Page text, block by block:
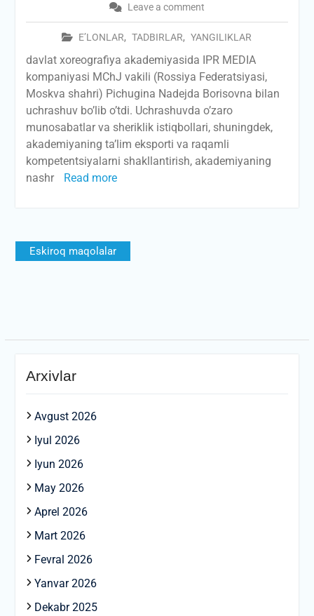
Leave a comment
E’LONLAR, TADBIRLAR, YANGILIKLAR
davlat xoreografiya akademiyasida IPR MEDIA
kompaniyasi MChJ vakili (Rossiya Federatsiyasi,
Moskva shahri) Pichugina Nadejda Borisovna bilan
uchrashuv bo’lib o’tdi. Uchrashuvda o’zaro
munosabatlar va sheriklik istiqbollari, shuningdek,
akademiyaning ta’lim eksporti va raqamli
kompetentsiyalarni shakllantirish, akademiyaning
nashr
Read more
Maqolalar
bo‘yicha
Eskiroq maqolalar
Arxivlar
Avgust 2026
Iyul 2026
Iyun 2026
May 2026
Aprel 2026
Mart 2026
Fevral 2026
Yanvar 2026
Dekabr 2025